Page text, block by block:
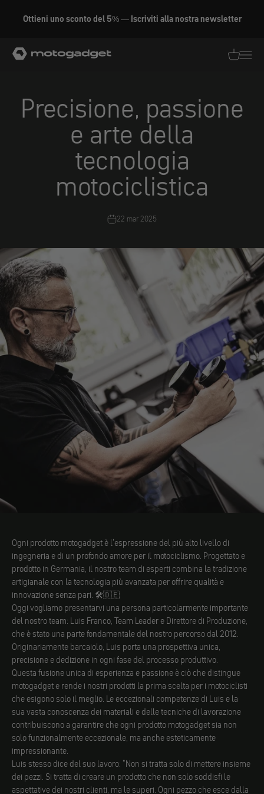
Ottieni uno sconto del 5% — Iscriviti alla nostra newsletter
motogadget GmbH
Precisione, passione
e arte della
tecnologia
motociclistica
22 mar 2025
Ogni prodotto motogadget è l'espressione del più alto livello di
ingegneria e di un profondo amore per il motociclismo. Progettato e
prodotto in Germania, il nostro team di esperti combina la tradizione
artigianale con la tecnologia più avanzata per offrire qualità e
innovazione senza pari. 🛠️🇩🇪
Oggi vogliamo presentarvi una persona particolarmente importante
del nostro team: Luis Franco, Team Leader e Direttore di Produzione,
che è stato una parte fondamentale del nostro percorso dal 2012.
Originariamente barcaiolo, Luis porta una prospettiva unica,
precisione e dedizione in ogni fase del processo produttivo.
Questa fusione unica di esperienza e passione è ciò che distingue
motogadget e rende i nostri prodotti la prima scelta per i motociclisti
che esigono solo il meglio. Le eccezionali competenze di Luis e la
sua vasta conoscenza dei materiali e delle tecniche di lavorazione
contribuiscono a garantire che ogni prodotto motogadget sia non
solo funzionalmente eccezionale, ma anche esteticamente
impressionante.
Luis stesso dice del suo lavoro: "Non si tratta solo di mettere insieme
dei pezzi. Si tratta di creare un prodotto che non solo soddisfi le
aspettative dei nostri clienti, ma le superi. Ogni pezzo che esce dalla